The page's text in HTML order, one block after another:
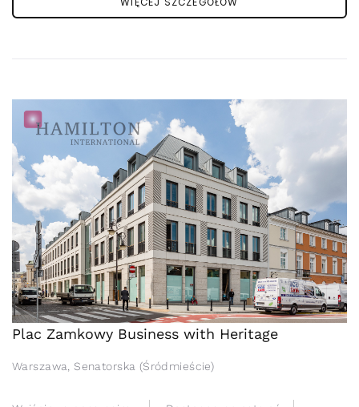
Plac Zamkowy Business with Heritage
Warszawa, Senatorska (Śródmieście)